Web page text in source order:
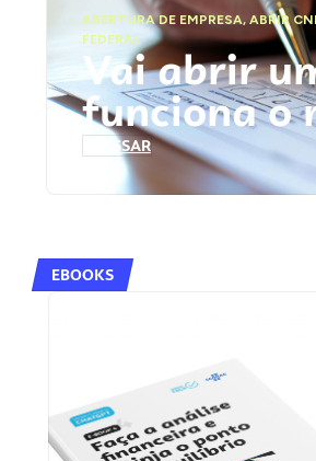
ABERTURA DE EMPRESA,ABRIR
FEDERAL
Vai abrir
funciona o
ACESSAR
EBOOKS